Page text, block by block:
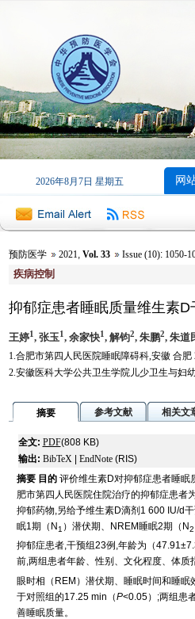
2026年8月7日 星期五 网
预防医学 2021, Vol. 33 Issue (10):1050-
疾病控制
抑郁症患者睡眠质量维生素D
王婷1, 张玉1, 余家快1, 解钧2, 朱鹏2, 朱道
1.合肥市第四人民医院睡眠障碍科,安徽 合肥
2.安徽医科大学公共卫生学院儿少卫生与妇
摘要 参考文献 相关文
全文: PDF(808 KB)
输出: BibTeX| EndNote(RIS)
摘要 目的评价维生素D对抑郁症患者睡眠
肥市第四人民医院住院治疗的抑郁症患者
抑郁药物,另给予维生素D滴剂1 600 IU/d
眠1期（N1 ）潜伏期、NREM睡眠2期（N2
抑郁症患者,干预组23例,年龄为（
前,两组患者年龄、性别、文化程度、体
眼时相（REM）潜伏期、睡眠时间和睡眠
于对照组的17.25 min（P<0.05）;两组患
善睡眠质量。